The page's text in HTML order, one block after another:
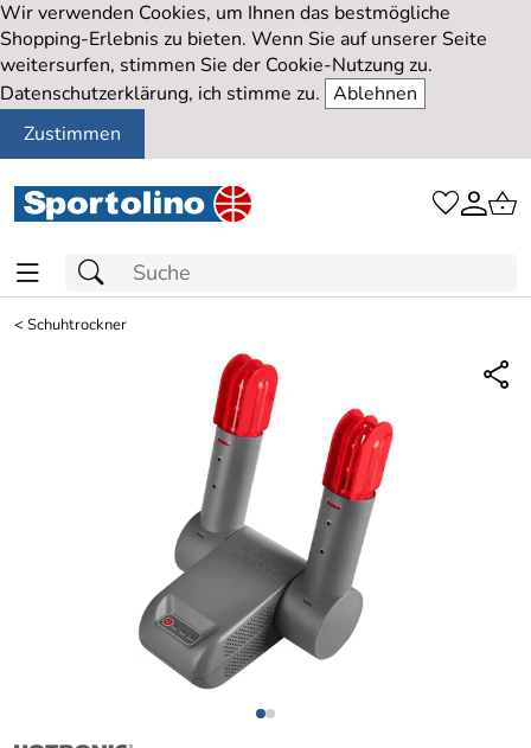
Wir verwenden Cookies, um Ihnen das bestmögliche
Shopping-Erlebnis zu bieten. Wenn Sie auf unserer Seite
weitersurfen, stimmen Sie der Cookie-Nutzung zu.
Datenschutzerklärung, ich stimme zu. Ablehnen
Zustimmen
<Schuhtrockner